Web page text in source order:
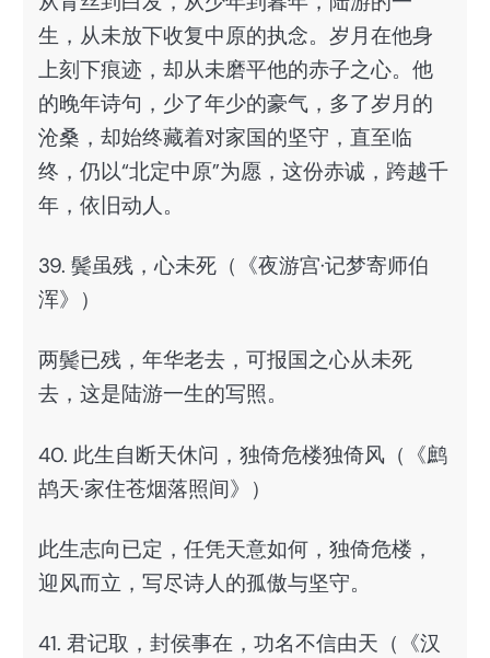
生，从未放下收复中原的执念。岁月在他身
上刻下痕迹，却从未磨平他的赤子之心。他
的晚年诗句，少了年少的豪气，多了岁月的
沧桑，却始终藏着对家国的坚守，直至临
终，仍以“北定中原”为愿，这份赤诚，跨越千
年，依旧动人。
39. 鬓虽残，心未死（《夜游宫·记梦寄师伯
浑》）
两鬓已残，年华老去，可报国之心从未死
去，这是陆游一生的写照。
40. 此生自断天休问，独倚危楼独倚风（《鹧
鸪天·家住苍烟落照间》）
此生志向已定，任凭天意如何，独倚危楼，
迎风而立，写尽诗人的孤傲与坚守。
41. 君记取，封侯事在，功名不信由天（《汉